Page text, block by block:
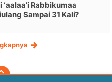
Rabbikumaa
Sampai 31 Kali?